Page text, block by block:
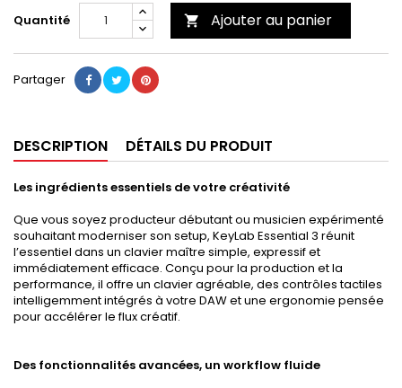
Quantité  Ajouter au panier
Partager
DESCRIPTION DÉTAILS DU PRODUIT
Les ingrédients essentiels de votre créativité
Que vous soyez producteur débutant ou musicien expérimenté
souhaitant moderniser son setup, KeyLab Essential 3 réunit
l’essentiel dans un clavier maître simple, expressif et
immédiatement efficace. Conçu pour la production et la
performance, il offre un clavier agréable, des contrôles tactiles
intelligemment intégrés à votre DAW et une ergonomie pensée
pour accélérer le flux créatif.
Des fonctionnalités avancées, un workflow fluide